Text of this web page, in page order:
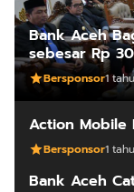
Bank Aceh
sebesar Rp
Bersponsor1
Action Mobile
Bersponsor1
Bank Aceh